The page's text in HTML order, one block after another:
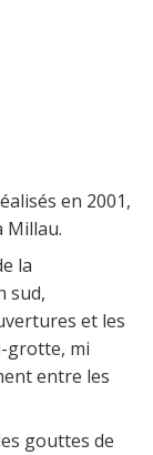
en 2001,
Millau.
la
sud,
et les
grotte, mi
entre les
gouttes de